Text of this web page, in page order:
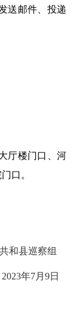
送邮件、投递
厅楼门口、河
口。
共和县巡察组
2023年7月 9日